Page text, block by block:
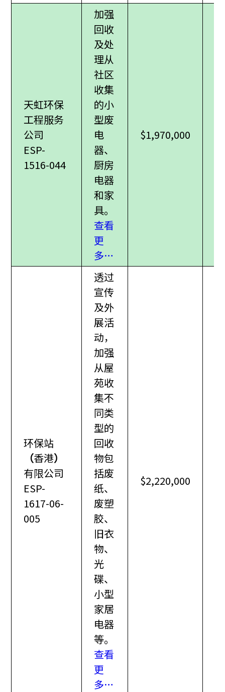
天虹环保
工程服务
公司
ESP-
1516-044
加强
回收
及处
理从
社区
收集
的小
型废
电
器、
厨房
电器
和家
具。
查看
更
多…
$1,970,000
环保站
（香港）
有限公司
ESP-
1617-06-
005
透过
宣传
及外
展活
动，
加强
从屋
苑收
集不
同类
型的
回收
物包
括废
纸、
废塑
胶、
旧衣
物、
光
碟、
小型
家居
电器
等。
查看
更
多…
$2,220,000